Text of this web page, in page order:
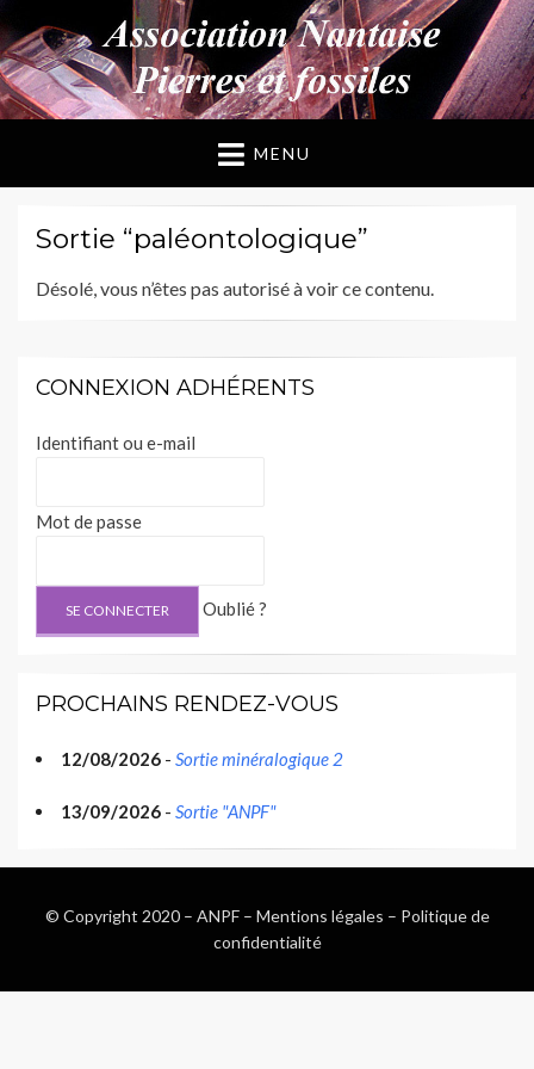
ANPF
Association Nantaise Pierres et Fossiles
MENU
Sortie “paléontologique”
Désolé, vous n’êtes pas autorisé à voir ce contenu.
CONNEXION ADHÉRENTS
Identifiant ou e-mail
Mot de passe
Oublié ?
PROCHAINS RENDEZ-VOUS
12/08/2026 - Sortie minéralogique 2
13/09/2026 - Sortie "ANPF"
© Copyright 2020 – ANPF– Mentions légales – Politique de
confidentialité